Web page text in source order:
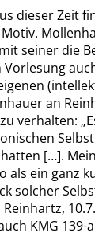
dieser Zeit
seiner die
an
zu verhalten: „
[…].
als ein ganz
solcher
KMG 139-a